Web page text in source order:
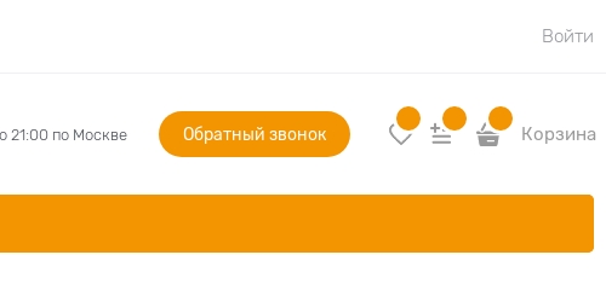
Войти
21:00 по Москве Обратный звонок Корзина